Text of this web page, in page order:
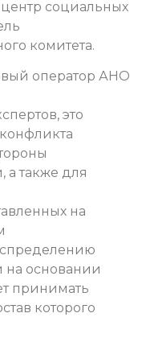
социальных
комитета.
оператор АНО
это
а также для
на
на основании
принимать
которого